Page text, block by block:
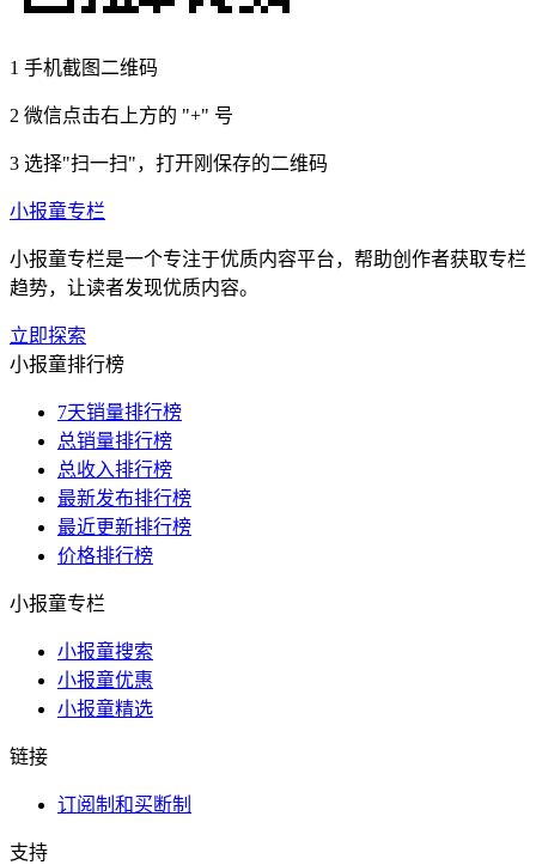
1 手机截图二维码
2 微信点击右上方的 "+" 号
3 选择"扫一扫"，打开刚保存的二维码
小报童专栏
小报童专栏是一个专注于优质内容平台，帮助创作者获取专栏
趋势，让读者发现优质内容。
立即探索
小报童排行榜
7天销量排行榜
总销量排行榜
总收入排行榜
最新发布排行榜
最近更新排行榜
价格排行榜
小报童专栏
小报童搜索
小报童优惠
小报童精选
链接
订阅制和买断制
支持